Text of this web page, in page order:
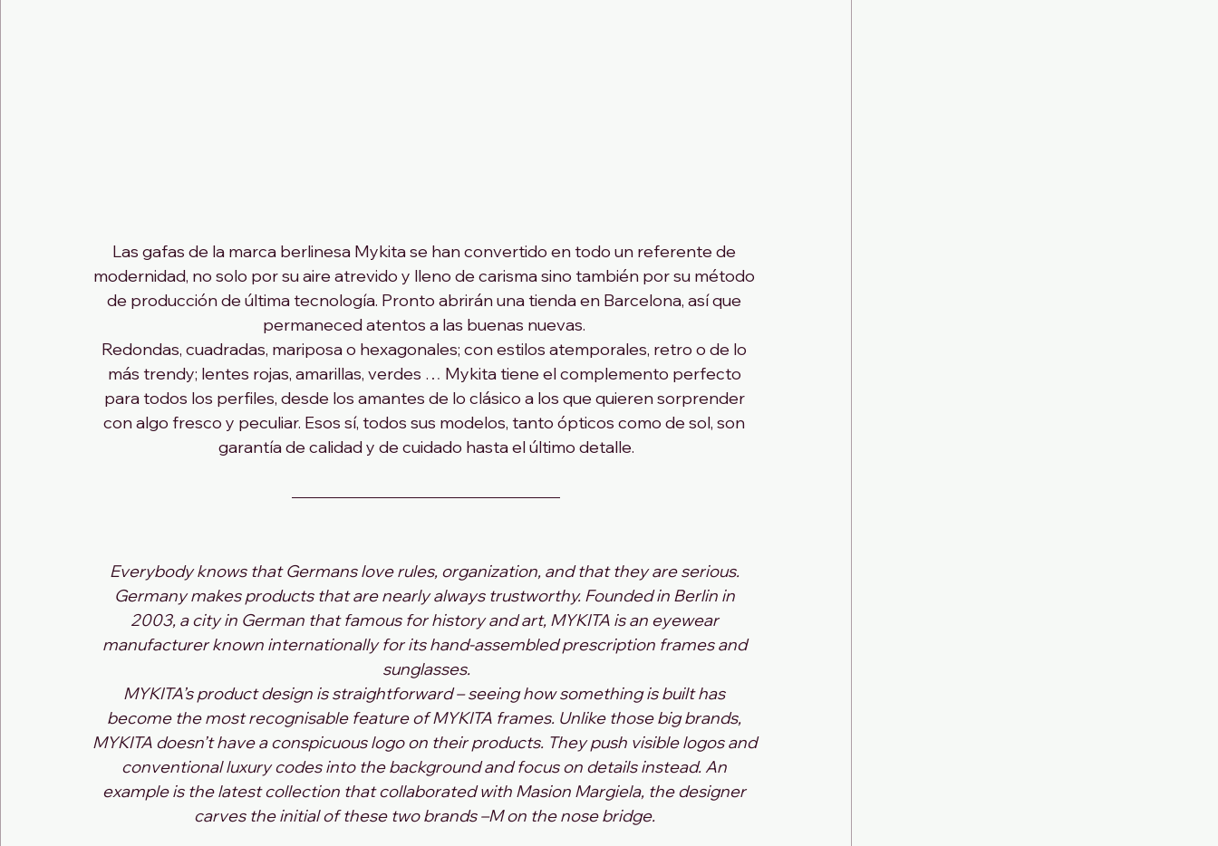
Las gafas de la marca berlinesa Mykita se han convertido en todo un referente de
modernidad, no solo por su aire atrevido y lleno de carisma sino también por su método
de producción de última tecnología. Pronto abrirán una tienda en Barcelona, así que
permaneced atentos a las buenas nuevas.
Redondas, cuadradas, mariposa o hexagonales; con estilos atemporales, retro o de lo
más trendy; lentes rojas, amarillas, verdes … Mykita tiene el complemento perfecto
para todos los perfiles, desde los amantes de lo clásico a los que quieren sorprender
con algo fresco y peculiar. Esos sí, todos sus modelos, tanto ópticos como de sol, son
garantía de calidad y de cuidado hasta el último detalle.
Everybody knows that Germans love rules, organization, and that they are serious.
Germany makes products that are nearly always trustworthy. Founded in Berlin in
2003, a city in German that famous for history and art, MYKITA is an eyewear
manufacturer known internationally for its hand-assembled prescription frames and
sunglasses.
MYKITA’s product design is straightforward – seeing how something is built has
become the most recognisable feature of MYKITA frames. Unlike those big brands,
MYKITA doesn’t have a conspicuous logo on their products. They push visible logos and
conventional luxury codes into the background and focus on details instead. An
example is the latest collection that collaborated with Masion Margiela, the designer
carves the initial of these two brands –M on the nose bridge.